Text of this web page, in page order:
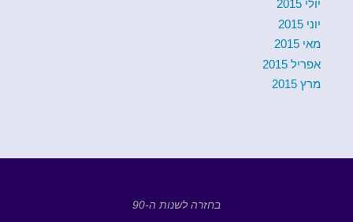
יולי 2015
יוני 2015
מאי 2015
אפריל 2015
מרץ 2015
בחזרה לשנות ה-90